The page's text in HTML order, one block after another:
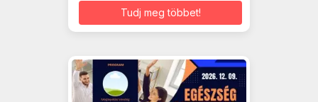
Tudj meg többet!